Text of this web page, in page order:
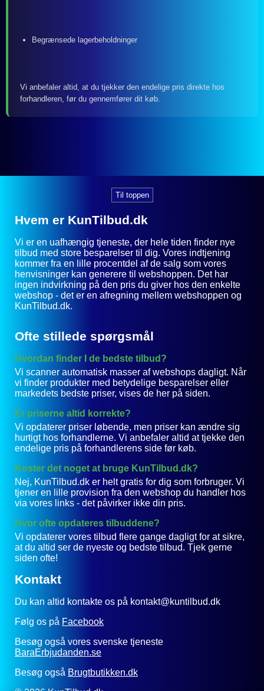
Begrænsede lagerbeholdninger
Vi anbefaler altid, at du tjekker den endelige pris direkte hos
forhandleren, før du gennemfører dit køb.
Til toppen
Hvem er KunTilbud.dk
Vi er en uafhængig tjeneste, der hele tiden finder nye
tilbud med store besparelser til dig. Vores indtjening
kommer fra en lille procentdel af de salg som vores
henvisninger kan generere til webshoppen. Det har
ingen indvirkning på den pris du giver hos den enkelte
webshop - det er en afregning mellem webshoppen og
KunTilbud.dk.
Ofte stillede spørgsmål
Hvordan finder I de bedste tilbud?
Vi scanner automatisk masser af webshops dagligt. Når
vi finder produkter med betydelige besparelser eller
markedets bedste priser, vises de her på siden.
Er priserne altid korrekte?
Vi opdaterer priser løbende, men priser kan ændre sig
hurtigt hos forhandlerne. Vi anbefaler altid at tjekke den
endelige pris på forhandlerens side før køb.
Koster det noget at bruge KunTilbud.dk?
Nej, KunTilbud.dk er helt gratis for dig som forbruger. Vi
tjener en lille provision fra den webshop du handler hos
via vores links - det påvirker ikke din pris.
Hvor ofte opdateres tilbuddene?
Vi opdaterer vores tilbud flere gange dagligt for at sikre,
at du altid ser de nyeste og bedste tilbud. Tjek gerne
siden ofte!
Kontakt
Du kan altid kontakte os på kontakt@kuntilbud.dk
Følg os på Facebook
Besøg også vores svenske tjeneste
BaraErbjudanden.se
Besøg også Brugtbutikken.dk